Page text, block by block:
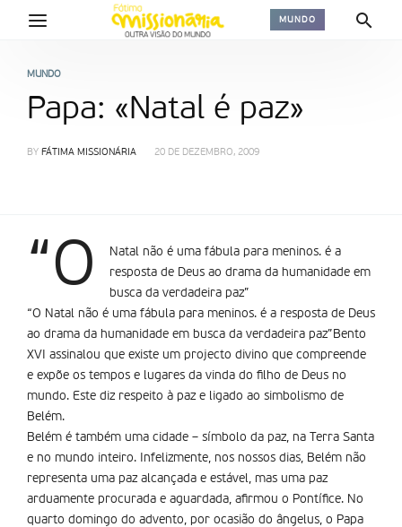
MUNDO
MUNDO
Papa: «Natal é paz»
BY FÁTIMA MISSIONÁRIA 20 DE DEZEMBRO, 2009
“O
Natal não é uma fábula para meninos. é a
resposta de Deus ao drama da humanidade em
busca da verdadeira paz”
“O Natal não é uma fábula para meninos. é a resposta de Deus
ao drama da humanidade em busca da verdadeira paz”Bento
XVI assinalou que existe um projecto divino que compreende
e expõe os tempos e lugares da vinda do filho de Deus no
mundo. Este diz respeito à paz e ligado ao simbolismo de
Belém.
Belém é também uma cidade – símbolo da paz, na Terra Santa
e no mundo inteiro. Infelizmente, nos nossos dias, Belém não
representa uma paz alcançada e estável, mas uma paz
arduamente procurada e aguardada, afirmou o Pontífice. No
quarto domingo do advento, por ocasião do ângelus, o Papa